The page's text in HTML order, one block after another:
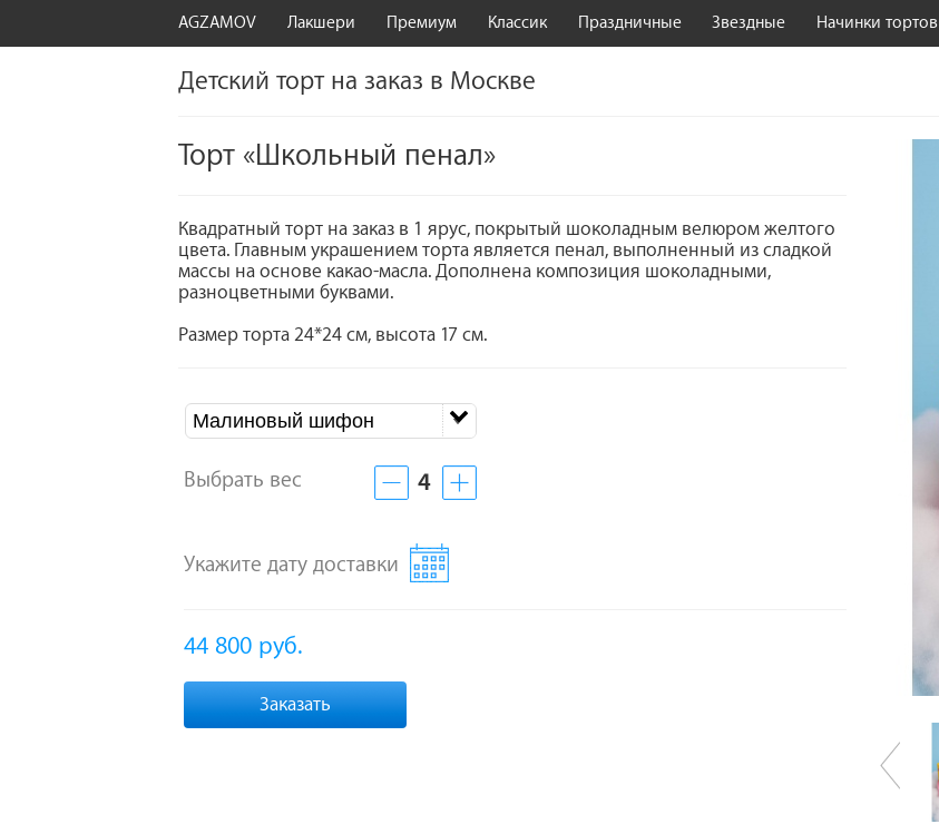
AGZAMOV Лакшери Премиум Классик Праздничные Звездные Начинки тортов
Детский торт на заказ в Москве
Торт «Школьный пенал»
Квадратный торт на заказ в 1 ярус, покрытый шоколадным велюром желтого
цвета. Главным украшением торта является пенал, выполненный из сладкой
массы на основе какао-масла. Дополнена композиция шоколадными,
разноцветными буквами.
Размер торта 24*24 см, высота 17 см.
Малиновый шифон
Выбрать вес 4
Укажите дату доставки
44 800 руб.
Заказать